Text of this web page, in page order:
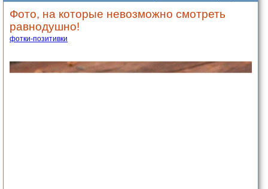
Фото, на которые невозможно смотреть
равнодушно!
фотки-позитивки